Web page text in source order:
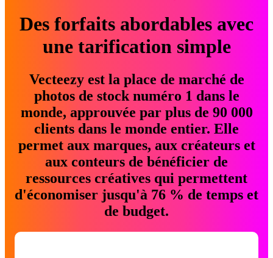
Des forfaits abordables avec
une tarification simple
Vecteezy est la place de marché de
photos de stock numéro 1 dans le
monde, approuvée par plus de 90 000
clients dans le monde entier. Elle
permet aux marques, aux créateurs et
aux conteurs de bénéficier de
ressources créatives qui permettent
d'économiser jusqu'à 76 % de temps et
de budget.